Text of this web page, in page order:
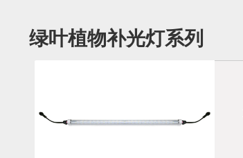
绿叶植物补光灯系列